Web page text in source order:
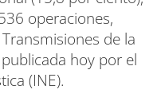
operaciones,
de la
hoy por el
(INE).